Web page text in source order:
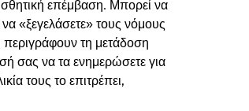
επέμβαση. Μπορεί να
«ξεγελάσετε» τους νόμους
τη μετάδοση
σας να τα ενημερώσετε για
τους το επιτρέπει,